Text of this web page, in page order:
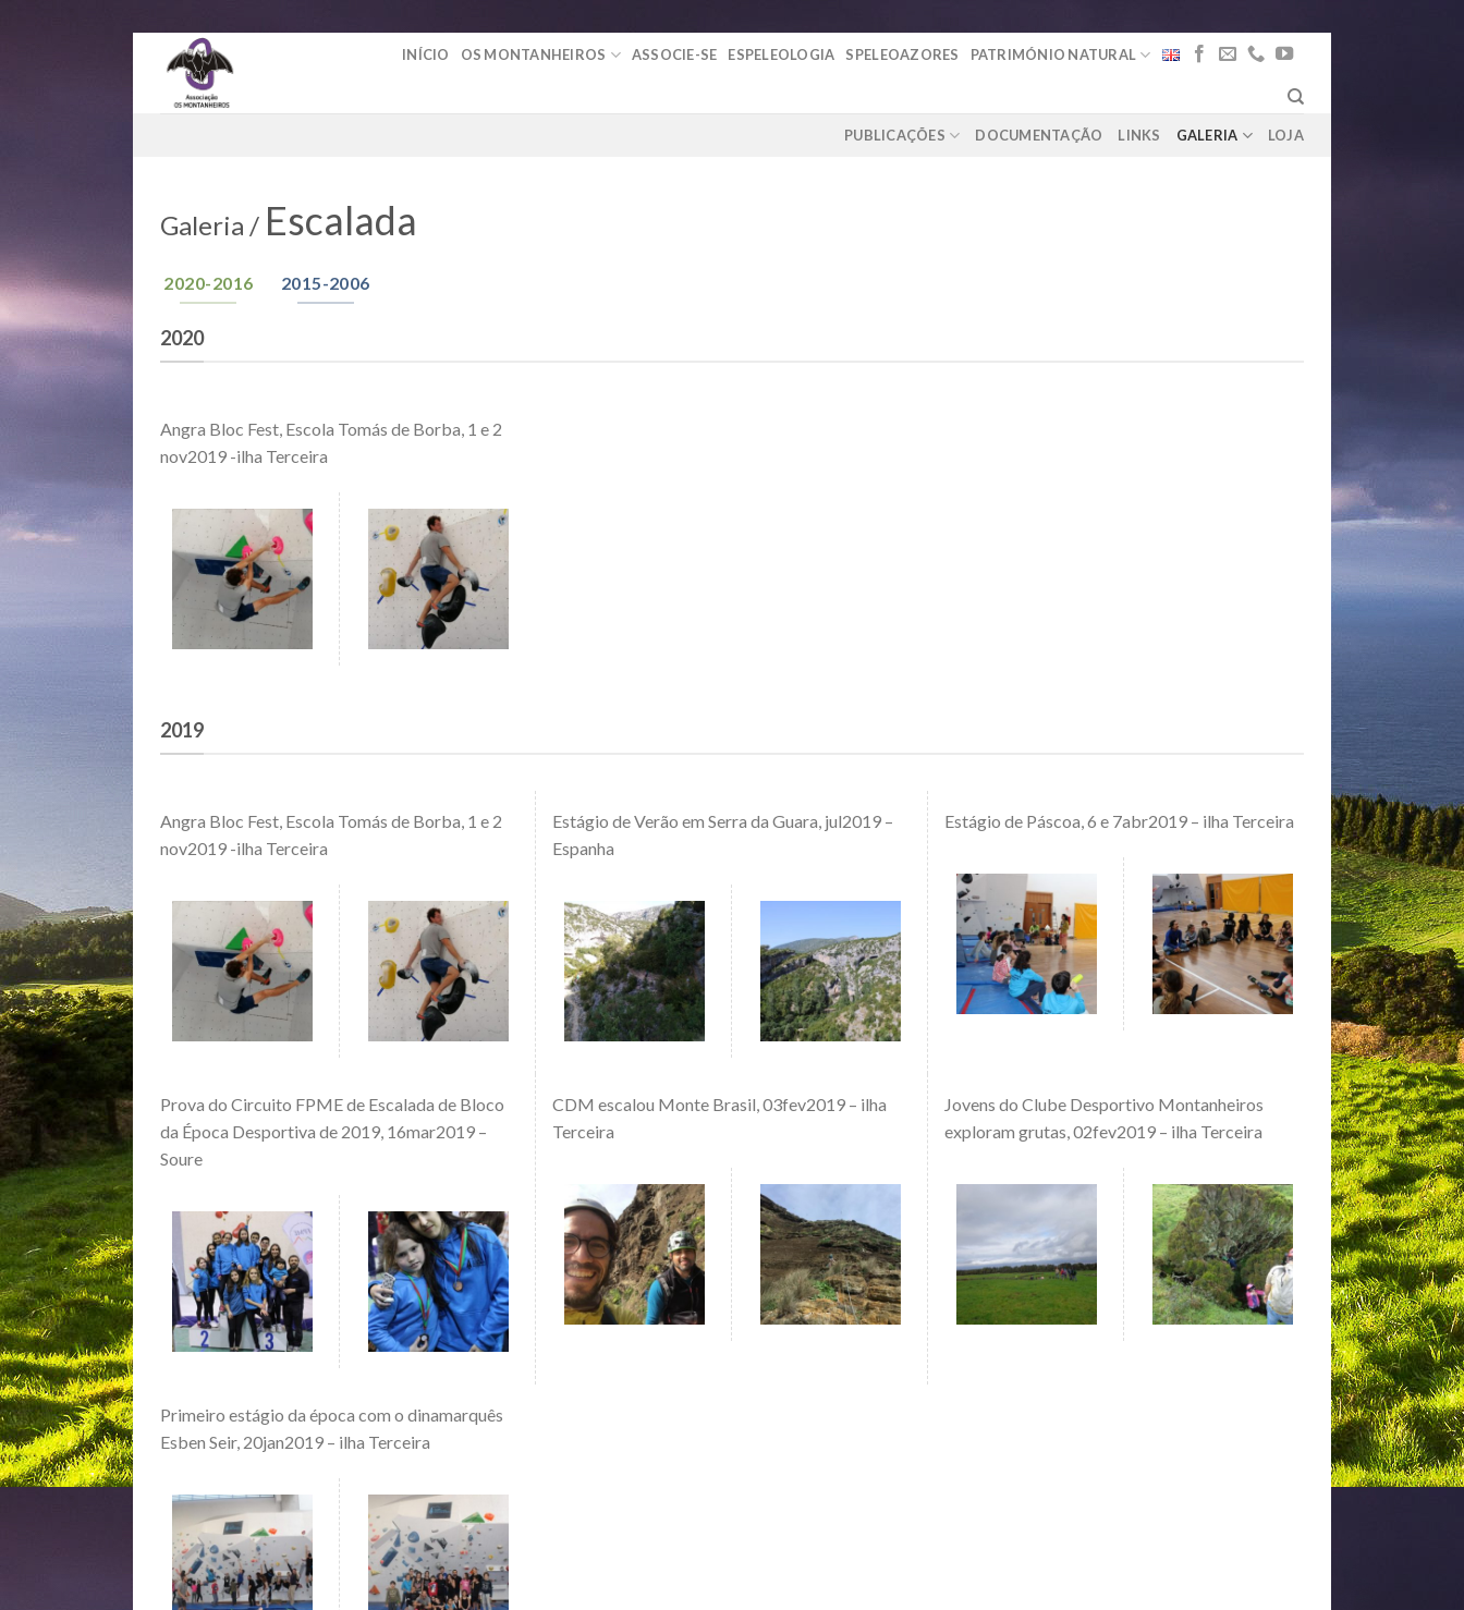
content
INÍCIO OS MONTANHEIROS ASSOCIE-SE ESPELEOLOGIA SPELEOAZORES PATRIMÓNIO NATURAL
PUBLICAÇÕES DOCUMENTAÇÃO LINKS GALERIA LOJA
Galeria / Escalada
2020-2016 2015-2006
2020
Angra Bloc Fest, Escola Tomás de Borba, 1 e 2
nov2019 -ilha Terceira
2019
Angra Bloc Fest, Escola Tomás de Borba, 1 e 2
nov2019 -ilha Terceira
Estágio de Verão em Serra da Guara, jul2019 –
Espanha
Estágio de Páscoa, 6 e 7abr2019 – ilha Terceira
Prova do Circuito FPME de Escalada de Bloco
da Época Desportiva de 2019, 16mar2019 –
Soure
CDM escalou Monte Brasil, 03fev2019 – ilha
Terceira
Jovens do Clube Desportivo Montanheiros
exploram grutas, 02fev2019 – ilha Terceira
Primeiro estágio da época com o dinamarquês
Esben Seir, 20jan2019 – ilha Terceira